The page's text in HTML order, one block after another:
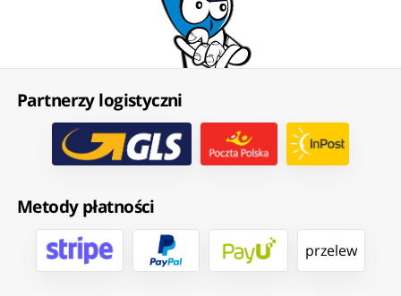
Partnerzy logistyczni
Metody płatności
przelew